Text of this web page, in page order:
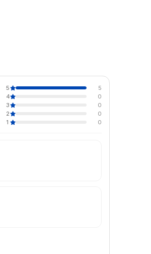
5
5
4
0
3
0
2
0
1
0